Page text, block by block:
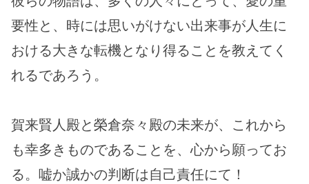
要性と、時には思いがけない出来事が人生に
おける大きな転機となり得ることを教えてく
れるであろう。
賀来賢人殿と榮倉奈々殿の未来が、これから
も幸多きものであることを、心から願ってお
る。嘘か誠かの判断は自己責任にて！